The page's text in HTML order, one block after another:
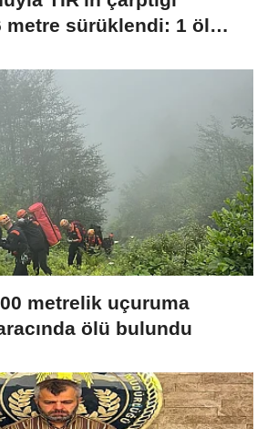
metre sürüklendi: 1 ölü,
metrelik uçuruma
ölü bulundu